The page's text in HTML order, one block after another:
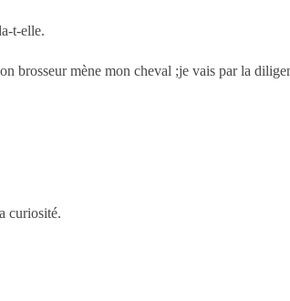
t-elle.
brosseur mène mon cheval ;je vais par la
curiosité.